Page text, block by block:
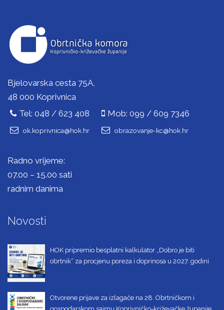
Bjelovarska cesta 75A,
48 000 Koprivnica
Tel: 048 / 623 408
Mob: 099 / 609 7346
ok.koprivnica@hok.hr obrazovanje-kc@hok.hr
Radno vrijeme:
07.00 – 15.00 sati
radnim danima
Novosti
HOK pripremio besplatni kalkulator „Dobro je biti
obrtnik“ za procjenu poreza i doprinosa u 2027. godini
Otvorene prijave za izlagače na 28. Obrtničkom i